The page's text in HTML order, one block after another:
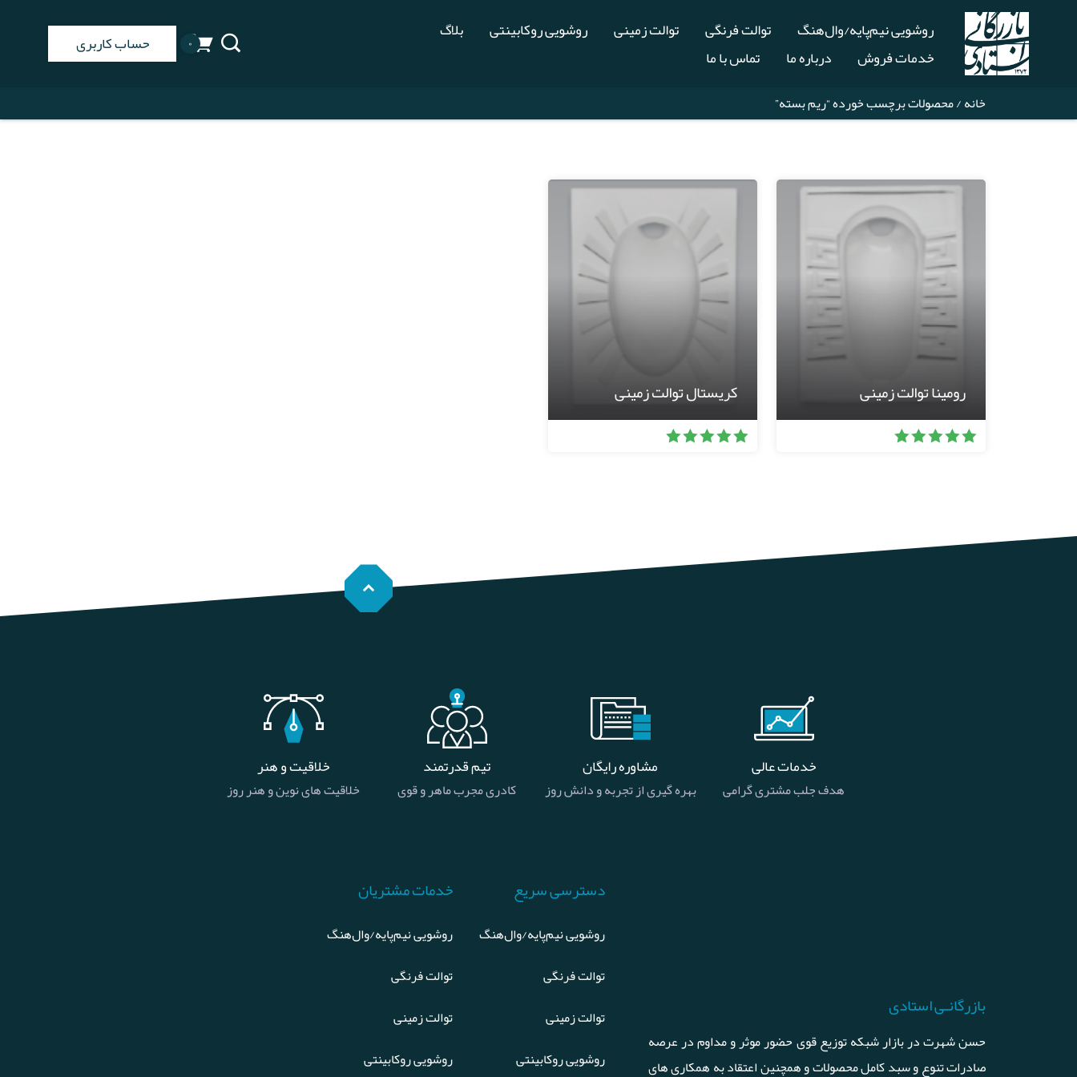
روشویی نیم‌پایه/وال‌هنگ توالت فرنگی توالت زمینی روشویی روکابینتی
بلاگ
خدمات فروش
درباره ما تماس با ما
۰ حساب کاربری
خانه/ محصولات برچسب خورده “ریم بسته”
رومینا توالت زمینی کریستال توالت زمینی
خدمات عالی
هدف جلب مشتری گرامی
مشاوره رایگان
بهره گیری از تجربه و دانش روز
تیم قدرتمند
کادری مجرب ماهر و قوی
خلاقیت و هنر
خلاقیت های نوین و هنر روز
بازرگانـی استادی
حسن شهرت در بازار شبکه توزیع قوی حضور موثر و مداوم در عرصه
صادرات تنوع و سبد کامل محصولات و همچنین اعتقاد به همکاری های
دسترسی سریع
روشویی نیم‌پایه/وال‌هنگ
توالت فرنگی
توالت زمینی
روشویی روکابینتی
خدمات مشتریان
روشویی نیم‌پایه/وال‌هنگ
توالت فرنگی
توالت زمینی
روشویی روکابینتی